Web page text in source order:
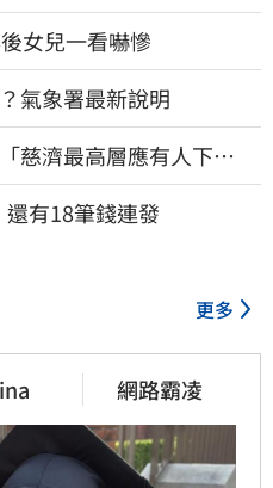
女兒一看嚇慘
氣象署最新說明
慈濟最高層應有人下
有18筆錢連發
更多
網路霸凌